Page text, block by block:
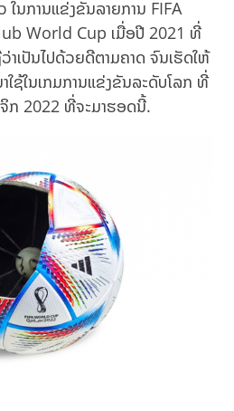
ໃນການແຂ່ງຂັນລາຍການ FIFA
World Cup ເມື່ອປີ 2021 ທີ່
າເປັນໄປດ້ວຍດີຕາມຄາດ ຈົນເຮັດໃຫ້
ຊ້ໃນເກມການແຂ່ງຂັນລະດັບໂລກ ທີ່
ກ 2022 ທີ່ຈະມາຮອດນີ້.